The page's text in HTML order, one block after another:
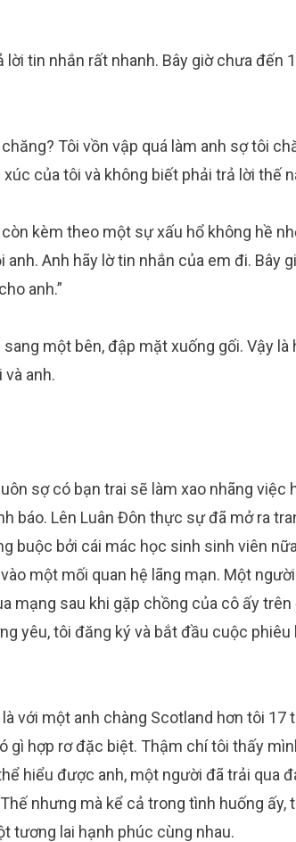
tin nhắn rất nhanh. Bây giờ chưa đến
Tôi vồn vập quá làm anh sợ tôi
của tôi và không biết phải trả lời thế
kèm theo một sự xấu hổ không hề
anh. Anh hãy lờ tin nhắn của em đi. Bây
anh.”
một bên, đập mặt xuống gối. Vậy là
anh.
sợ có bạn trai sẽ làm xao nhãng việc
báo. Lên Luân Đôn thực sự đã mở ra
buộc bởi cái mác học sinh sinh viên
một mối quan hệ lãng mạn. Một
mạng sau khi gặp chồng của cô ấy
yêu, tôi đăng ký và bắt đầu cuộc
với một anh chàng Scotland hơn tôi 17
gì hợp rơ đặc biệt. Thậm chí tôi thấy
hiểu được anh, một người đã trải qua
nhưng mà kể cả trong tình huống ấy,
tương lai hạnh phúc cùng nhau.